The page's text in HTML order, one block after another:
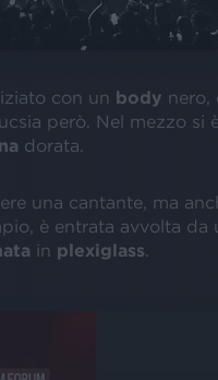
con un body nero,
però. Nel mezzo si
dorata.
una cantante, ma
è entrata avvolta da
in plexiglass